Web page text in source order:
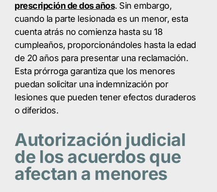
prescripción de dos años. Sin embargo,
cuando la parte lesionada es un menor, esta
cuenta atrás no comienza hasta su 18
cumpleaños, proporcionándoles hasta la edad
de 20 años para presentar una reclamación.
Esta prórroga garantiza que los menores
puedan solicitar una indemnización por
lesiones que pueden tener efectos duraderos
o diferidos.
Autorización judicial
de los acuerdos que
afectan a menores